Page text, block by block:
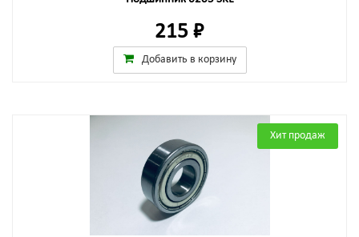
215 ₽
Добавить в корзину
Хит продаж